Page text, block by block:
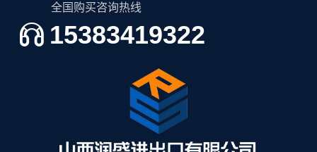
全国购买咨询热线
15383419322